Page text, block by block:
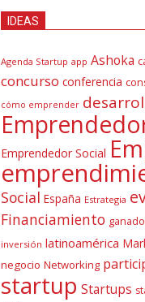
IDEAS
Agenda Startup app Ashoka
concurso conferencia
cómo emprender
Emprendedor Social
Social España Estrategia
Financiamiento
inversión latinoamérica
negocio Networking
startup Startups